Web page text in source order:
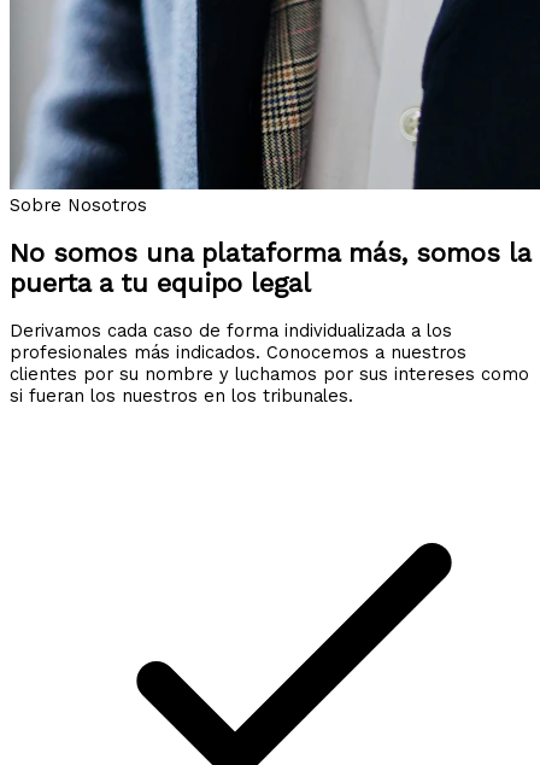
Sobre Nosotros
No somos una plataforma más, somos la
puerta a tu equipo legal
Derivamos cada caso de forma individualizada a los
profesionales más indicados. Conocemos a nuestros
clientes por su nombre y luchamos por sus intereses como
si fueran los nuestros en los tribunales.